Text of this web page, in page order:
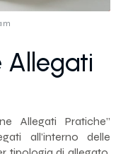
Allegati
Allegati Pratiche”
all’interno delle